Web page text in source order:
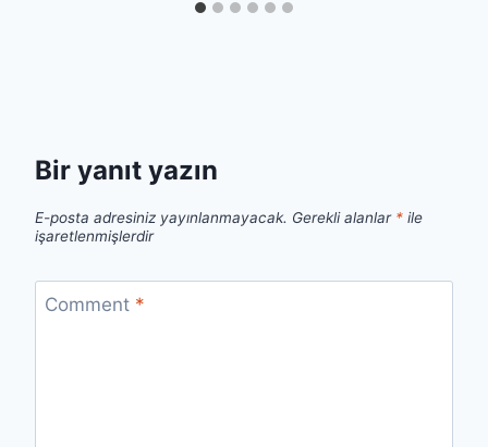
Bir yanıt yazın
E-posta adresiniz yayınlanmayacak. Gerekli alanlar * ile
işaretlenmişlerdir
Comment *